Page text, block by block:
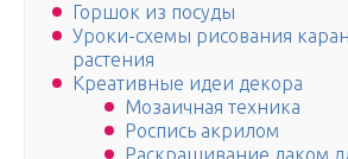
Горшок из посуды
Уроки-схемы рисования
растения
Креативные идеи декора
Мозаичная техника
Роспись акрилом
Раскрашивание лаком